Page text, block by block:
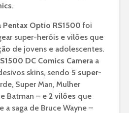
.
Pentax Optio RS1500 foi
super-heróis e vilões que
de jovens e adolescentes.
DC Comics Camera a
skins, sendo 5 super-
Super Man, Mulher
Batman – e 2 vilões que
a saga de Bruce Wayne –